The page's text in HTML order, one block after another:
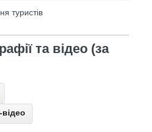
туристів
та відео (за